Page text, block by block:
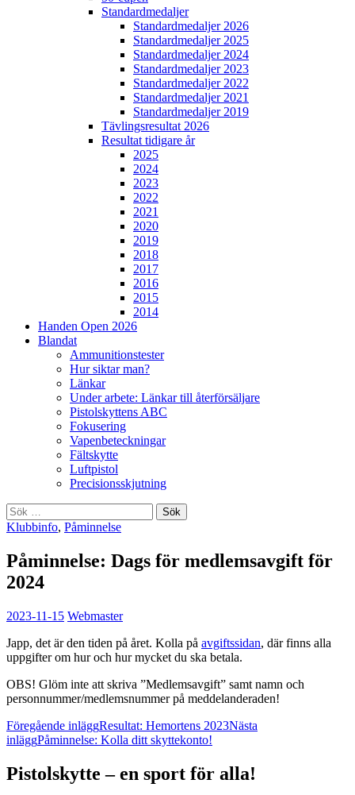
Standardmedaljer
Standardmedaljer 2026
Standardmedaljer 2025
Standardmedaljer 2024
Standardmedaljer 2023
Standardmedaljer 2022
Standardmedaljer 2021
Standardmedaljer 2019
Tävlingsresultat 2026
Resultat tidigare år
2025
2024
2023
2022
2021
2020
2019
2018
2017
2016
2015
2014
Handen Open 2026
Blandat
Ammunitionstester
Hur siktar man?
Länkar
Under arbete: Länkar till återförsäljare
Pistolskyttens ABC
Fokusering
Vapenbeteckningar
Fältskytte
Luftpistol
Precisionsskjutning
Sök
efter:
Klubbinfo, Påminnelse
Påminnelse: Dags för medlemsavgift för
2024
2023-11-15 Webmaster
Japp, det är den tiden på året. Kolla på avgiftssidan, där finns alla
uppgifter om hur och hur mycket du ska betala.
OBS! Glöm inte att skriva ”Medlemsavgift” samt namn och
personnummer/medlemsnummer på meddelanderaden!
Inläggsnavigering
Föregående inläggResultat: Hemortens 2023Nästa
inläggPåminnelse: Kolla ditt skyttekonto!
Pistolskytte – en sport för alla!